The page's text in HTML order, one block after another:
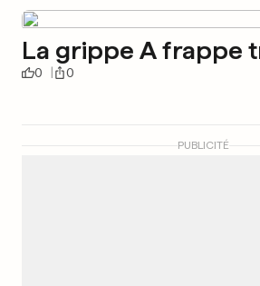
La grippe A frappe
0 0
PUBLICITÉ